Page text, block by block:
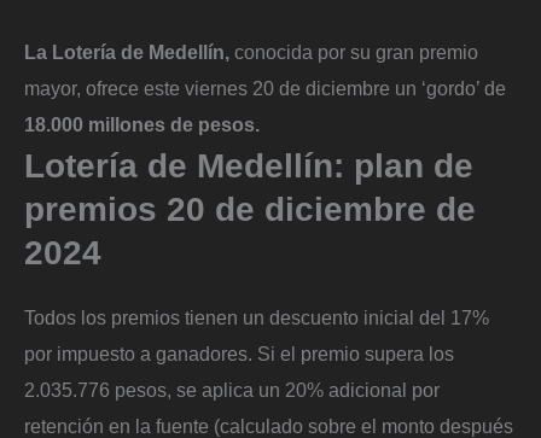
La Lotería de Medellín, conocida por su gran premio
mayor, ofrece este viernes 20 de diciembre un ‘gordo’ de
18.000 millones de pesos.
Lotería de Medellín: plan de
premios 20 de diciembre de
2024
Todos los premios tienen un descuento inicial del 17%
por impuesto a ganadores. Si el premio supera los
2.035.776 pesos, se aplica un 20% adicional por
retención en la fuente (calculado sobre el monto después